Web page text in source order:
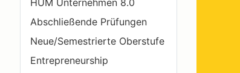
HUM Unternehmen 8.0
Abschließende Prüfungen
Neue/Semestrierte Oberstufe
Entrepreneurship